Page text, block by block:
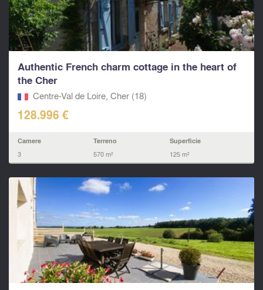
Authentic French charm cottage in the heart of
the Cher
Centre-Val de Loire, Cher (18)
128.996 €
Camere
3
Terreno
570 m²
Superficie
125 m²